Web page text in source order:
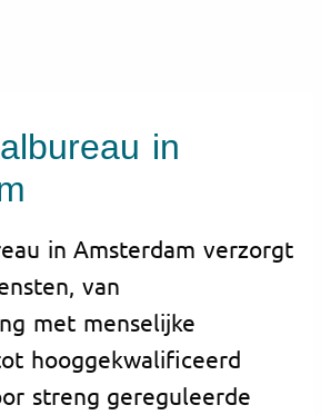
in
in Amsterdam verzorgt
van
met menselijke
hooggekwalificeerd
streng gereguleerde